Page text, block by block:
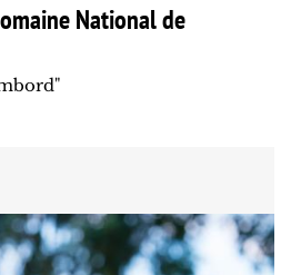
National de